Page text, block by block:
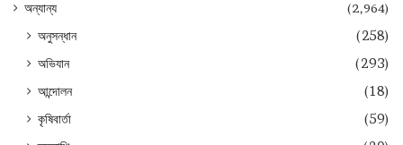
অন্যান্য (2,964)
অনুসন্ধান
(258)
অভিযান
(293)
আন্দোলন
(18)
কৃষিবার্তা
(59)